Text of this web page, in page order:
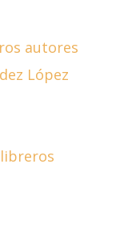
autores
López